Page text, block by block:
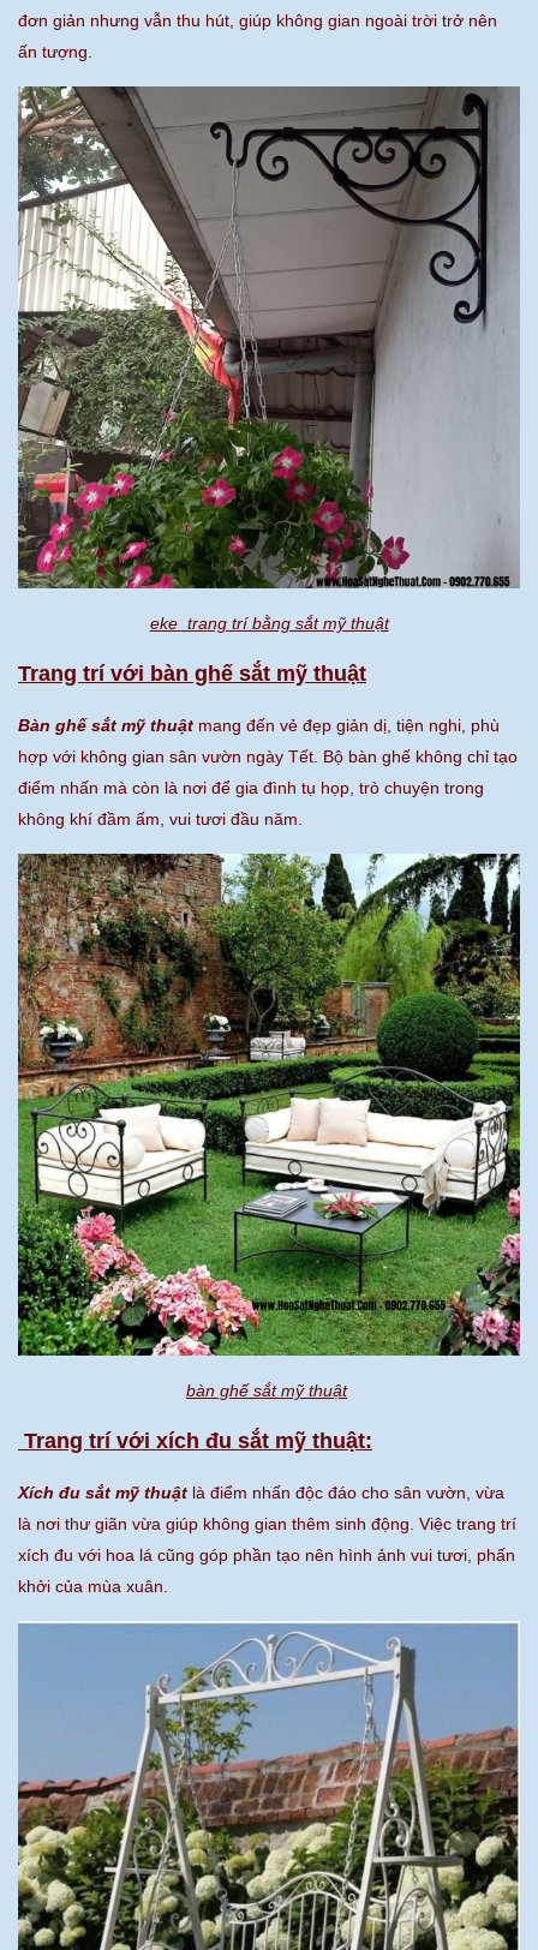
đơn giản nhưng vẫn thu hút, giúp không gian ngoài trời trở nên
ấn tượng.
eke trang trí bằng sắt mỹ thuật
Trang trí với bàn ghế sắt mỹ thuật
Bàn ghế sắt mỹ thuật mang đến vẻ đẹp giản dị, tiện nghi, phù
hợp với không gian sân vườn ngày Tết. Bộ bàn ghế không chỉ tạo
điểm nhấn mà còn là nơi để gia đình tụ họp, trò chuyện trong
không khí đầm ấm, vui tươi đầu năm.
bàn ghế sắt mỹ thuật
Trang trí với xích đu sắt mỹ thuật:
Xích đu sắt mỹ thuật là điểm nhấn độc đáo cho sân vườn, vừa
là nơi thư giãn vừa giúp không gian thêm sinh động. Việc trang trí
xích đu với hoa lá cũng góp phần tạo nên hình ảnh vui tươi, phấn
khởi của mùa xuân.